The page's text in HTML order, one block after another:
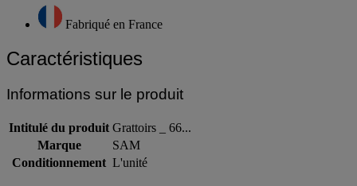
Fabriqué en France
Caractéristiques
Informations sur le produit
Intitulé du produit Grattoirs _ 66...
Marque
SAM
Conditionnement L'unité